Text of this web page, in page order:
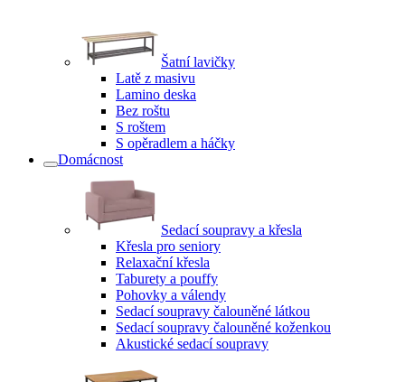
Šatní lavičky
Latě z masivu
Lamino deska
Bez roštu
S roštem
S opěradlem a háčky
Domácnost
Sedací soupravy a křesla
Křesla pro seniory
Relaxační křesla
Taburety a pouffy
Pohovky a válendy
Sedací soupravy čalouněné látkou
Sedací soupravy čalouněné koženkou
Akustické sedací soupravy